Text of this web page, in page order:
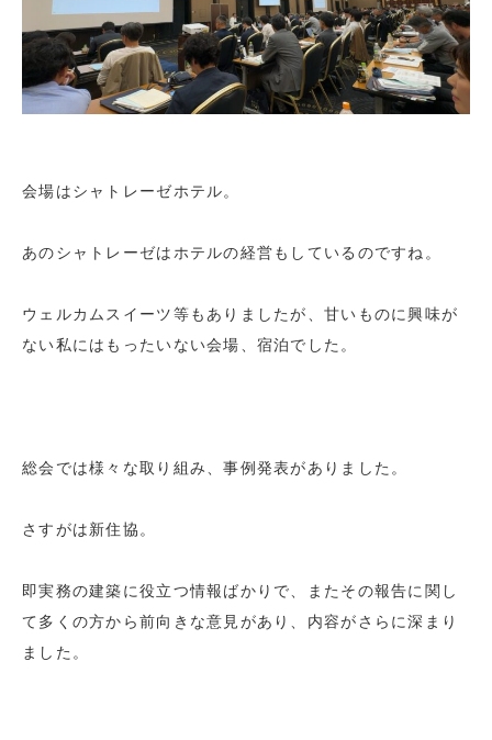
会場はシャトレーゼホテル。
あのシャトレーゼはホテルの経営もしているのですね。
ウェルカムスイーツ等もありましたが、甘いものに興味が
ない私にはもったいない会場、宿泊でした。
総会では様々な取り組み、事例発表がありました。
さすがは新住協。
即実務の建築に役立つ情報ばかりで、またその報告に関し
て多くの方から前向きな意見があり、内容がさらに深まり
ました。